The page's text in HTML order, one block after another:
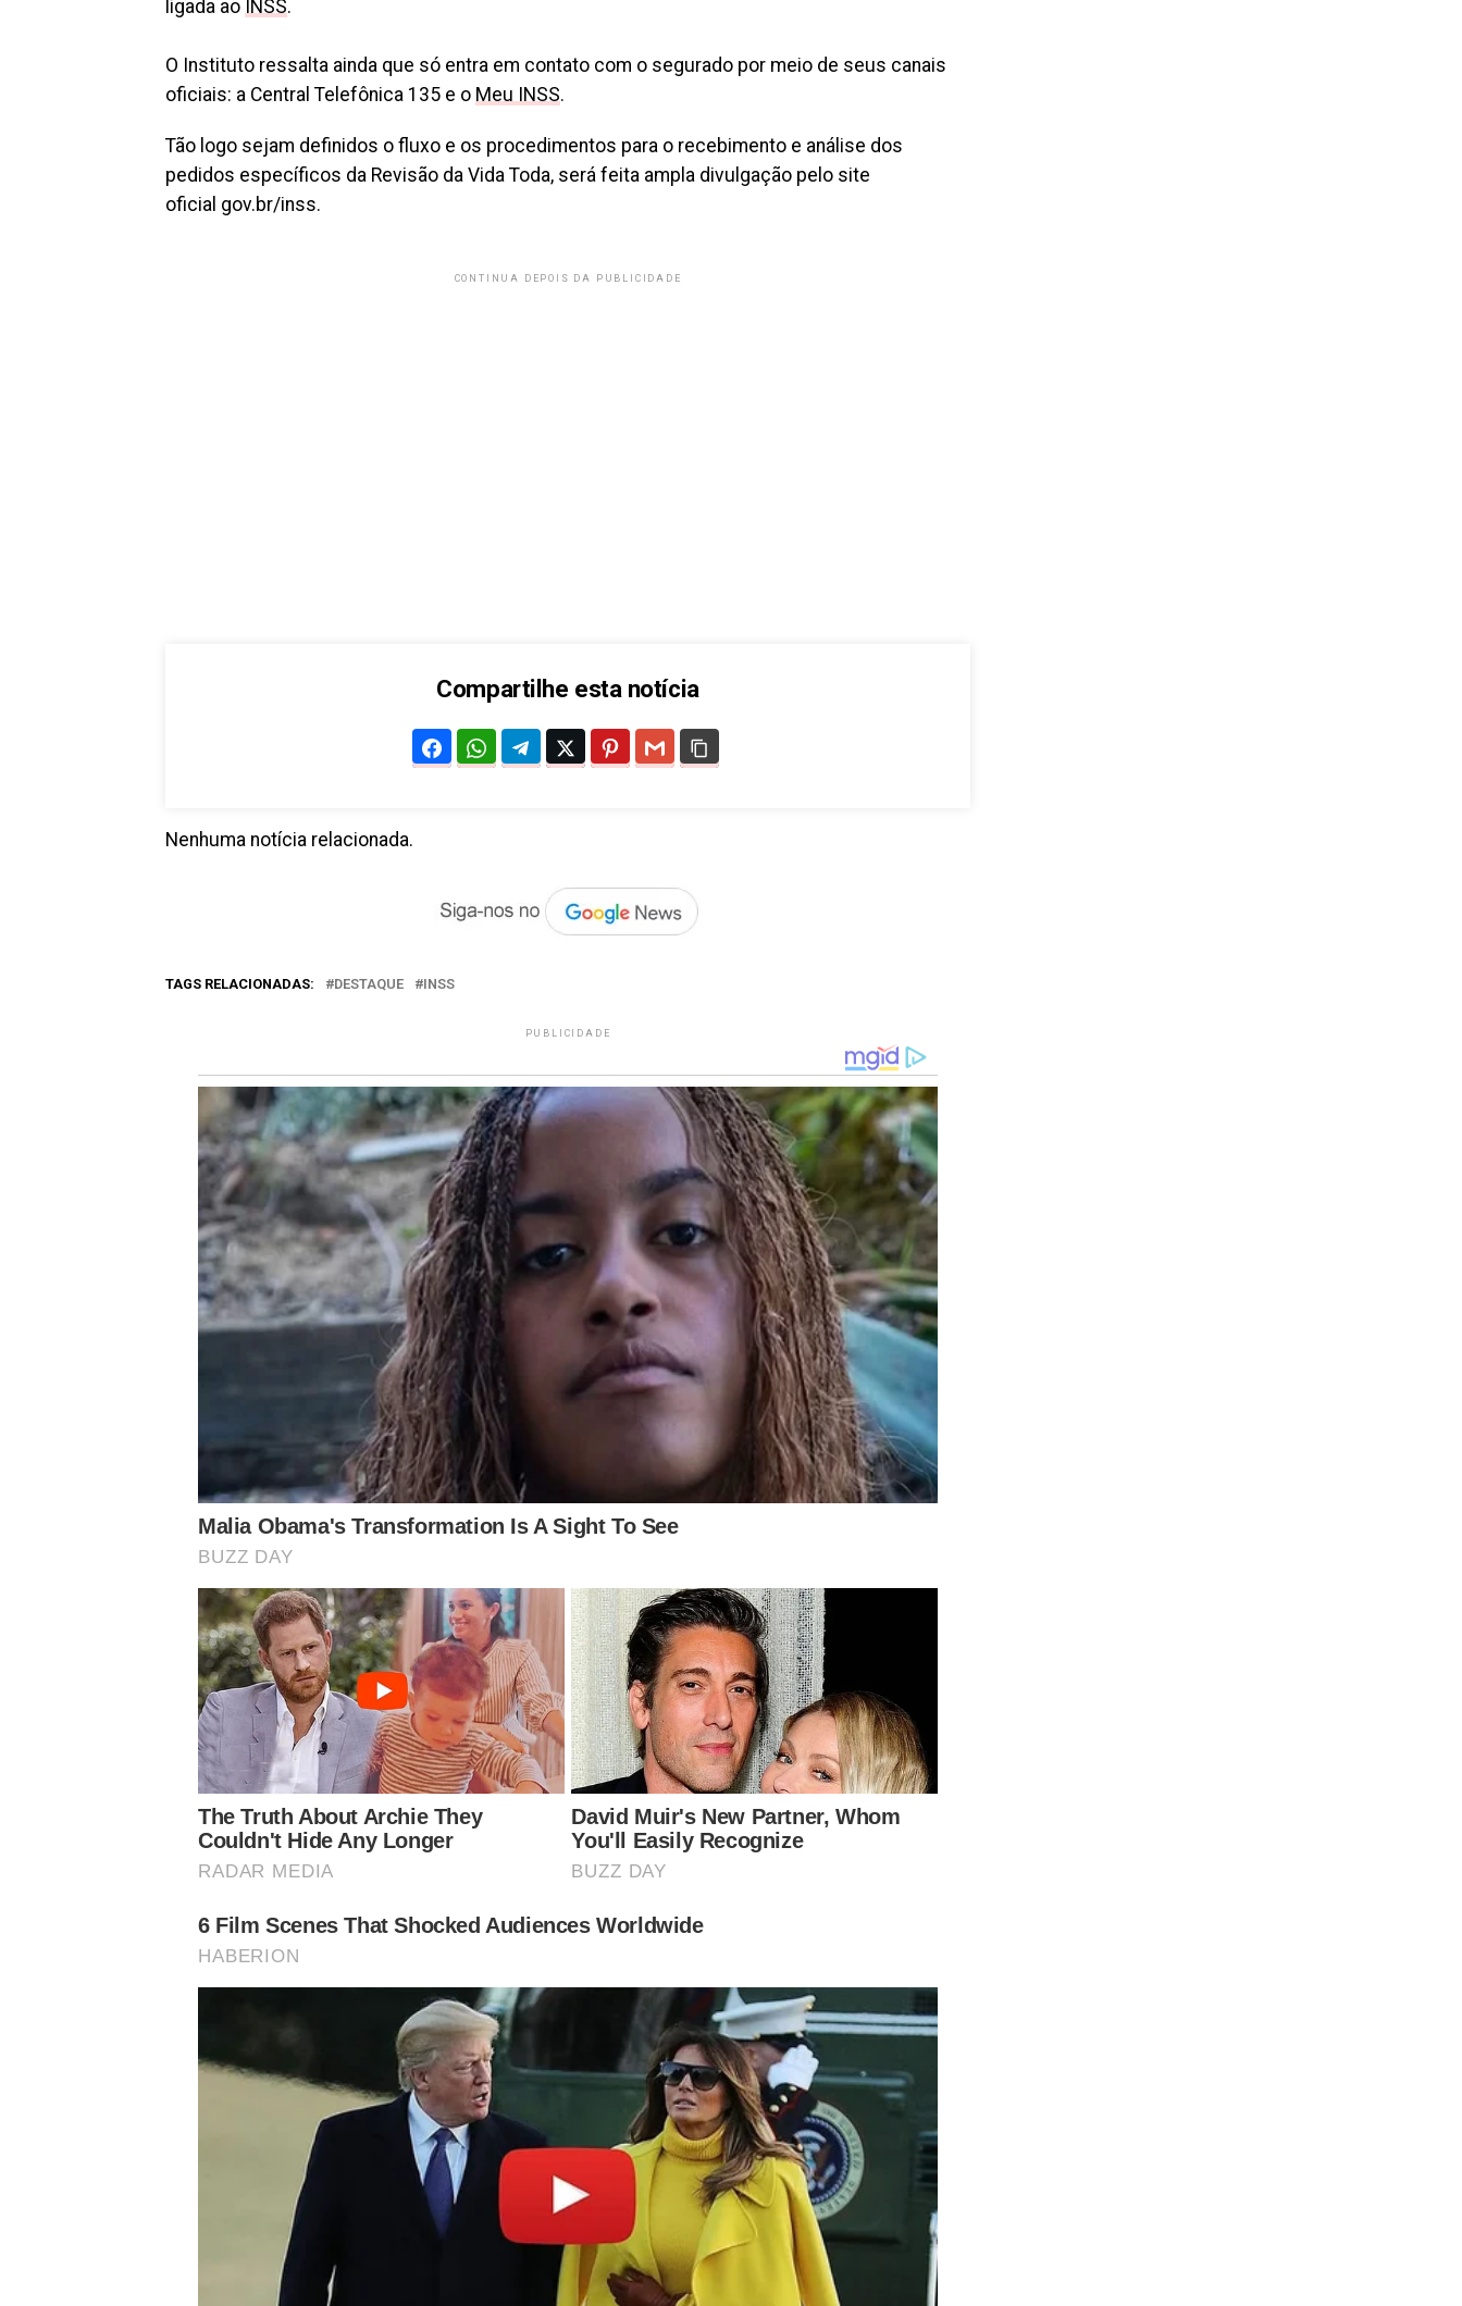
ligada ao INSS.
O Instituto ressalta ainda que só entra em contato com o segurado por meio de seus canais
oficiais: a Central Telefônica 135 e o Meu INSS.
Tão logo sejam definidos o fluxo e os procedimentos para o recebimento e análise dos
pedidos específicos da Revisão da Vida Toda, será feita ampla divulgação pelo site
oficial gov.br/inss.
CONTINUA DEPOIS DA PUBLICIDADE
Compartilhe esta notícia
Nenhuma notícia relacionada.
TAGS RELACIONADAS: DESTAQUE INSS
PUBLICIDADE